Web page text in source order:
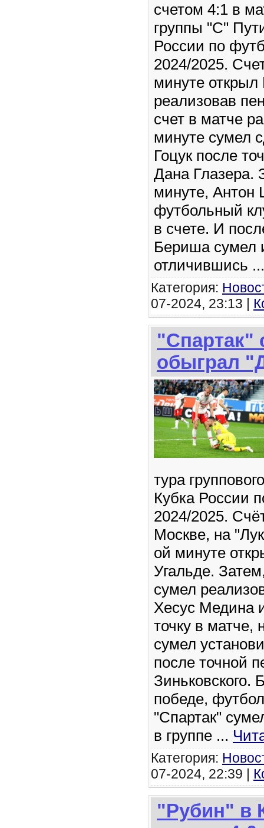
счетом 4:1 в
группы "С"
России по
2024/2025.
минуте
реализовав
счет в матче
минуте сумел
Гоцук после
Дана Глазера.
минуте,
футбольный
в счете. И
Бериша сумел
отличившись
Категория:
07-2024, 23:13 |
"Спартак"
обыграл
тура
Кубка России
2024/2025.
Москве, на
ой минуте
Угальде.
сумел
Хесус Медина
точку в матче,
сумел
после точной
Зиньковского.
победе,
"Спартак"
в группе ...
Категория:
07-2024, 22:39 |
"Рубин" в